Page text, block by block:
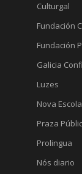
Culturgal
Fundación
Fundación
Galicia
Luzes
Nova
Praza
Prolingua
Nós diario